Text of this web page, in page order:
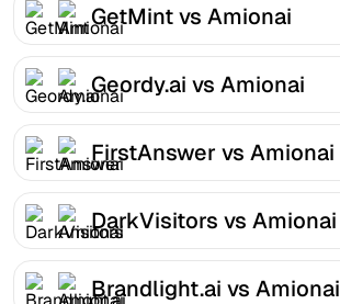
GetMint vs Amionai
Geordy.ai vs Amionai
FirstAnswer vs Amionai
DarkVisitors vs Amionai
Brandlight.ai vs Amionai